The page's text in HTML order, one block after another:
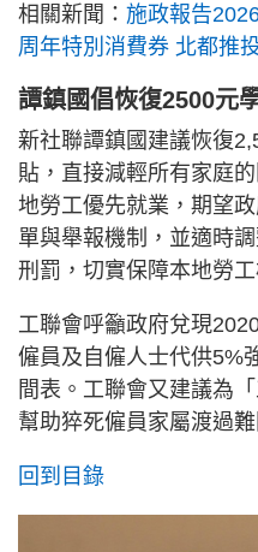
相關新聞： 施政報告
周年特別消費券 北都推
譚鎮國倡恢復2500元
新社聯譚鎮國建議恢復
貼，直接減輕所有家庭
地勞工優先就業，期望
單與舉報機制，並適時
刑罰，切實保障本地勞工
工聯會呼籲政府兌現
僱員及自僱人士代供5%
間表。工聯會又建議為
幫助猝死僱員家屬渡過難
回到目錄